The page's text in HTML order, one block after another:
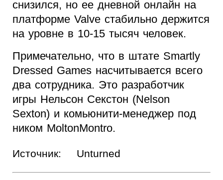
снизился, но ее дневной онлайн на
платформе Valve стабильно держится
на уровне в 10-15 тысяч человек.
Примечательно, что в штате Smartly
Dressed Games насчитывается всего
два сотрудника. Это разработчик
игры Нельсон Секстон (Nelson
Sexton) и комьюнити-менеджер под
ником MoltonMontro.
Источник: Unturned